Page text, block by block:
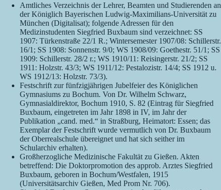
Amtliches Verzeichnis der Lehrer, Beamten und Studierenden an
der Königlich Bayerischen Ludwig-Maximilians-Universität zu
München (Digitalisat); folgende Adressen für den
Medizinstudenten Siegfried Buxbaum sind verzeichnet: SS
1907: Türkenstraße 22/1 R.; Wintersemester 1907/08: Schillerstr.
16/1; SS 1908: Sonnenstr. 9/0; WS 1908/09: Goethestr. 51/1; SS
1909: Schillerstr. 28/2 r.; WS 1910/11: Reisingerstr. 21/2; SS
1911: Holzstr. 43/3; WS 1911/12: Pestalozistr. 14/4; SS 1912 u.
WS 1912/13: Holzstr. 73/3).
Festschrift zur fünfzigjährigen Jubelfeier des Königlichen
Gymnasiums zu Bochum. Von Dr. Wilhelm Schwarz,
Gymnasialdirektor, Bochum 1910, S. 82 (Eintrag für Siegfried
Buxbaum, eingetreten im Jahr 1898 in IV, im Jahr der
Publikation „cand. med.“ in Straßburg, Heimatort: Essen; das
Exemplar der Festschrift wurde vermutlich von Dr. Buxbaum
der Oberrealschule übereignet und hat sich seither im
Schularchiv erhalten).
Großherzogliche Medizinische Fakultät zu Gießen. Akten
betreffend: Die Doktorpromotion des approb. Arztes Siegfried
Buxbaum, geboren in Bochum/Westfalen, 1915
(Universitätsarchiv Gießen, Med Prom Nr. 706).